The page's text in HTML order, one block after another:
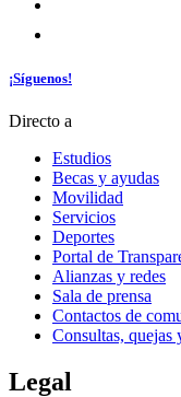
¡Síguenos!
Directo a
Estudios
Becas y ayudas
Movilidad
Servicios
Deportes
Portal de
Alianzas y redes
Sala de prensa
Contactos de
Consultas, quejas
Legal